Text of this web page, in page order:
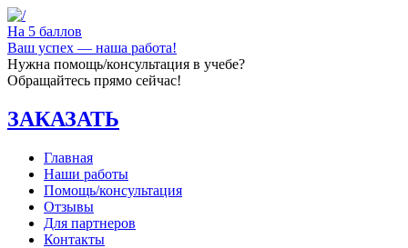
На 5 баллов
Ваш успех — наша работа!
Нужна помощь/консультация в учебе?
Обращайтесь прямо сейчас!
ЗАКАЗАТЬ
Главная
Наши работы
Помощь/консультация
Отзывы
Для партнеров
Контакты